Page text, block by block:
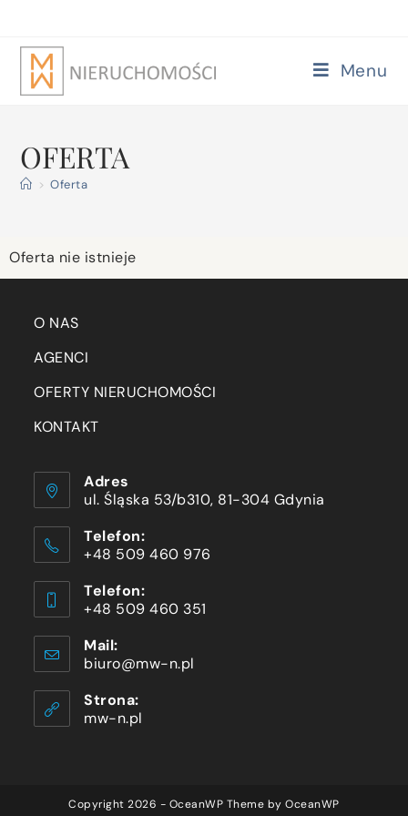
Menu
OFERTA
> Oferta
Oferta nie istnieje
O NAS
AGENCI
OFERTY NIERUCHOMOŚCI
KONTAKT
Adres
ul. Śląska 53/b310, 81-304 Gdynia
Telefon:
+48 509 460 976
Telefon:
+48 509 460 351
Mail:
biuro@mw-n.pl
Strona:
mw-n.pl
Copyright 2026 - OceanWP Theme by OceanWP